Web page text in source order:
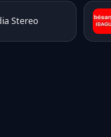
Stereo